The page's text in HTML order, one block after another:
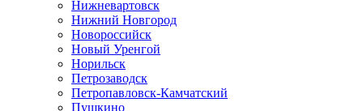
Нижневартовск
Нижний Новгород
Новороссийск
Новый Уренгой
Норильск
Петрозаводск
Петропавловск-Камчатский
Пушкино